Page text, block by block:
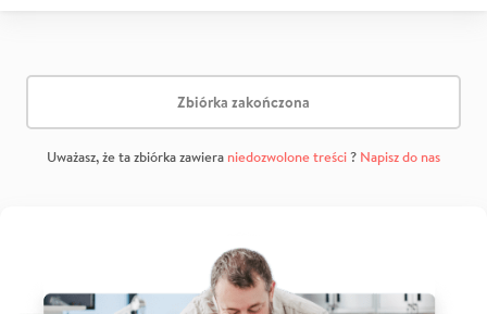
Zbiórka zakończona
Uważasz, że ta zbiórka zawiera niedozwolone treści? Napisz do nas